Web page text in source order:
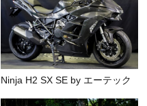
Ninja H2 SX SE by エーテック